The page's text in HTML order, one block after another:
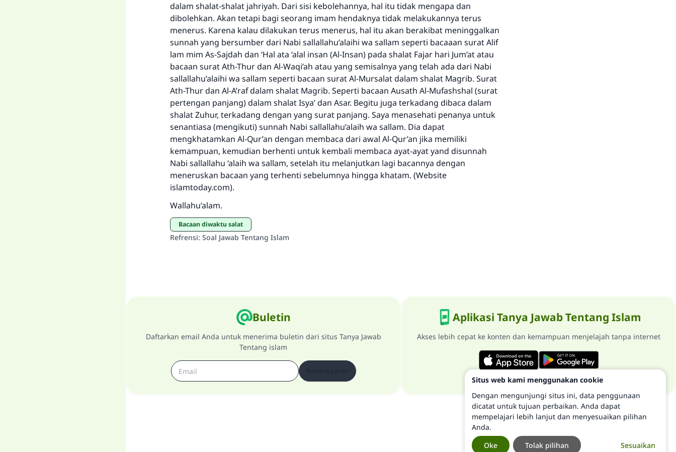
dalam shalat-shalat jahriyah. Dari sisi kebolehannya, hal itu tidak mengapa dan
dibolehkan. Akan tetapi bagi seorang imam hendaknya tidak melakukannya terus
menerus. Karena kalau dilakukan terus menerus, hal itu akan berakibat meninggalkan
sunnah yang bersumber dari Nabi sallallahu’alaihi wa sallam seperti bacaaan surat Alif
lam mim As-Sajdah dan ‘Hal ata ‘alal insan (Al-Insan) pada shalat Fajar hari Jum’at atau
bacaan surat Ath-Thur dan Al-Waqi’ah atau yang semisalnya yang telah ada dari Nabi
sallallahu’alaihi wa sallam seperti bacaan surat Al-Mursalat dalam shalat Magrib. Surat
Ath-Thur dan Al-A’raf dalam shalat Magrib. Seperti bacaan Ausath Al-Mufashshal (surat
pertengan panjang) dalam shalat Isya’ dan Asar. Begitu juga terkadang dibaca dalam
shalat Zuhur, terkadang dengan yang surat panjang. Saya menasehati penanya untuk
senantiasa (mengikuti) sunnah Nabi sallallahu’alaih wa sallam. Dia dapat
mengkhatamkan Al-Qur’an dengan membaca dari awal Al-Qur’an jika memiliki
kemampuan, kemudian berhenti untuk kembali membaca ayat-ayat yand disunnah
Nabi sallallahu ‘alaih wa sallam, setelah itu melanjutkan lagi bacannya dengan
meneruskan bacaan yang terhenti sebelumnya hingga khatam. (Website
islamtoday.com).
Wallahu’alam.
Bacaan diwaktu salat
Refrensi: Soal Jawab Tentang Islam
Buletin
Daftarkan email Anda untuk menerima buletin dari situs Tanya Jawab
Tentang islam
Aplikasi Tanya Jawab Tentang Islam
Akses lebih cepat ke konten dan kemampuan menjelajah tanpa internet
Situs web kami menggunakan cookie
Dengan mengunjungi situs ini, data penggunaan
dicatat untuk tujuan perbaikan. Anda dapat
mempelajari lebih lanjut dan menyesuaikan pilihan
Anda.
Sesuaikan
Tolak pilihan
Oke